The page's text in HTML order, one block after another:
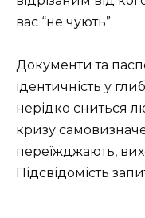
вас “не чують”.
Документи та
ідентичність у
нерідко сниться
кризу
переїжджають,
Підсвідомість